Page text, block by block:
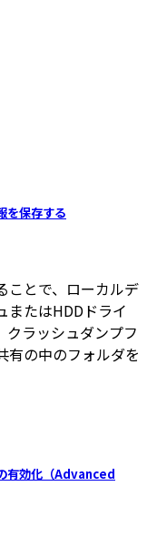
を保存する
ことで、ローカルデ
またはHDDドライ
クラッシュダンプフ
有の中のフォルダを
有効化（Advanced